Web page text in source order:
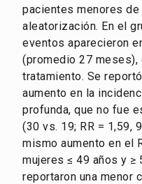
pacientes menores
aleatorización. En el
eventos aparecieron
(promedio 27
tratamiento. Se
aumento en la
profunda, que no fue
(30 vs. 19; RR = 1,59,
mismo aumento en el
mujeres ≤ 49 años y ≥
reportaron una menor